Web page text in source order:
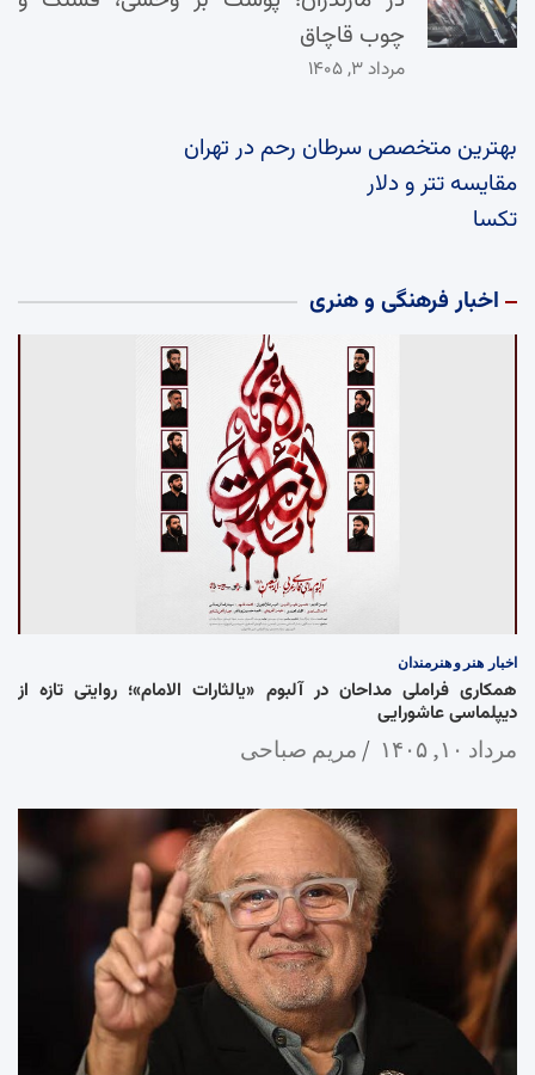
چوب قاچاق
مرداد ۳, ۱۴۰۵
بهترین متخصص سرطان رحم در تهران
مقایسه تتر و دلار
تکسا
اخبار فرهنگی و هنری
اخبار هنر و هنرمندان
همکاری فراملی مداحان در آلبوم «یالثارات الامام»؛ روایتی تازه از
دیپلماسی عاشورایی
مرداد ۱۰, ۱۴۰۵ مریم صباحی